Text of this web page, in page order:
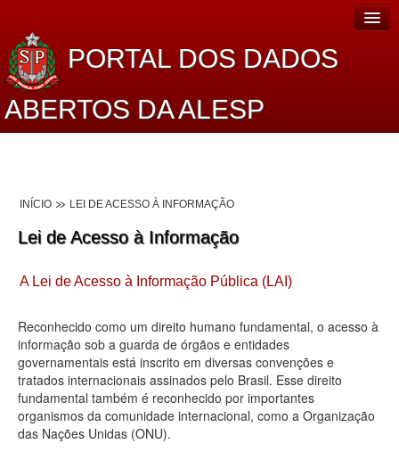
PORTAL DOS DADOS
ABERTOS DA ALESP
Lei de Acesso à Informação
Dados Governamentais Abertos
Planejamento
Catálogo de dados
Processo Legislativo
Deputados Estaduais
INÍCIO LEI DE ACESSO À INFORMAÇÃO
Lei de Acesso à Informação
A Lei de Acesso à Informação Pública (LAI)
Reconhecido como um direito humano fundamental, o acesso à
informação sob a guarda de órgãos e entidades
governamentais está inscrito em diversas convenções e
tratados internacionais assinados pelo Brasil. Esse direito
fundamental também é reconhecido por importantes
organismos da comunidade internacional, como a Organização
das Nações Unidas (ONU).